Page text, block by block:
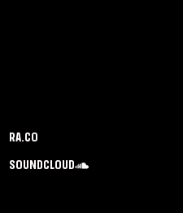
RA.CO
SOUNDCLOUD